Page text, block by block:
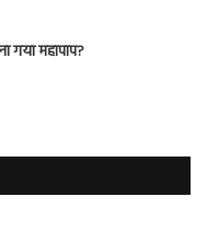
गया महापाप?